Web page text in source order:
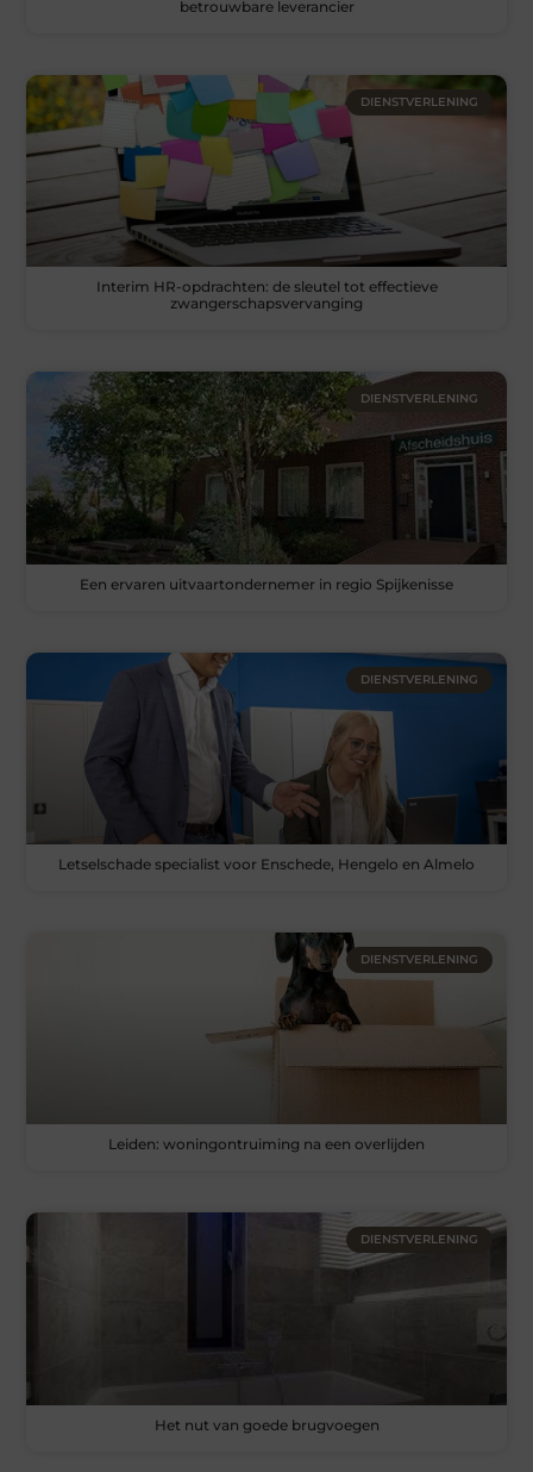
betrouwbare leverancier
DIENSTVERLENING
Interim HR-opdrachten: de sleutel tot effectieve
zwangerschapsvervanging
DIENSTVERLENING
Een ervaren uitvaartondernemer in regio Spijkenisse
DIENSTVERLENING
Letselschade specialist voor Enschede, Hengelo en Almelo
DIENSTVERLENING
Leiden: woningontruiming na een overlijden
DIENSTVERLENING
Het nut van goede brugvoegen